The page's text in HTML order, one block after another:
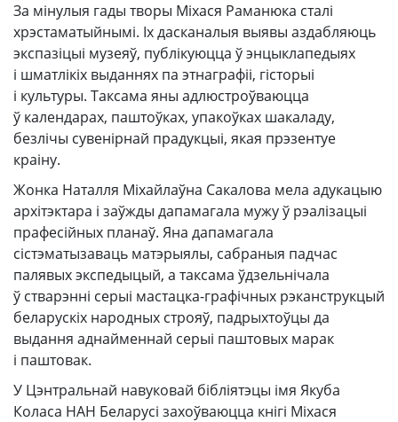
За мінулыя гады творы Міхася Раманюка сталі
хрэстаматыйнымі. Іх дасканалыя выявы аздабляюць
экспазіцыі музеяў, публікуюцца ў энцыклапедыях
і шматлікіх выданнях па этнаграфіі, гісторыі
і культуры. Таксама яны адлюстроўваюцца
ў календарах, паштоўках, упакоўках шакаладу,
безлічы сувенірнай прадукцыі, якая прэзентуе
краіну.
Жонка Наталля Міхайлаўна Сакалова мела адукацыю
архітэктара і заўжды дапамагала мужу ў рэалізацыі
прафесійных планаў. Яна дапамагала
сістэматызаваць матэрыялы, сабраныя падчас
палявых экспедыцый, а таксама ўдзельнічала
ў стварэнні серыі мастацка-графічных рэканструкцый
беларускіх народных строяў, падрыхтоўцы да
выдання аднайменнай серыі паштовых марак
і паштовак.
У Цэнтральнай навуковай бібліятэцы імя Якуба
Коласа НАН Беларусі захоўваюцца кнігі Міхася